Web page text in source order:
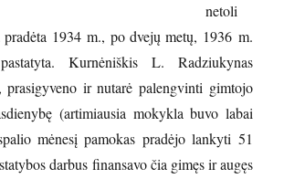
netoli
pradėta 1934 m., po dvejų metų, 1936 m.
Kurnėniškis L. Radziukynas
prasigyveno ir nutarė palengvinti gimtojo
(artimiausia mokykla buvo labai
mėnesį pamokas pradėjo lankyti 51
darbus finansavo čia gimęs ir augęs